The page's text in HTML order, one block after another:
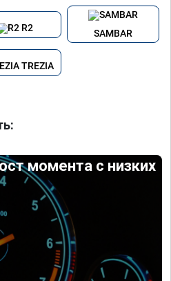
R2
SAMBAR
TREZIA
момента с низких